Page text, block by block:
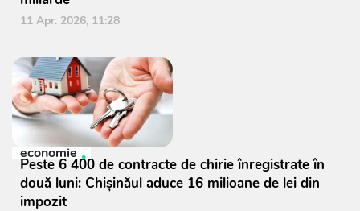
11 Apr. 2026, 11:28
economie
Peste 6 400 de contracte de chirie înregistrate în
două luni: Chișinăul aduce 16 milioane de lei din
impozit